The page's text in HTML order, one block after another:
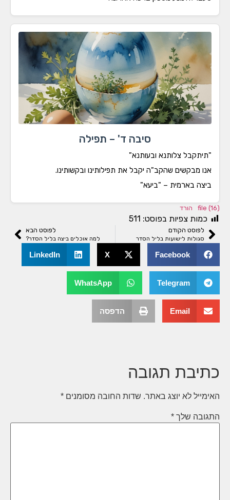
סיבה ד' – תפילה
צלותנא ובעותנא"
מבקשים שהקב"ה יקבל את תפילותינו ובקשותינו.
בארמית – "ביעא"
הורד
צפיות בפוסט: 511
לפוסט הקודם
סגולות לישועות בליל הסדר
לפוסט הבא
למה אוכלים ביצה בליל הסדר?
Facebook
X
LinkedIn
Telegram
WhatsApp
Email הדפסה
תגובה
לא יוצג באתר. שדות החובה מסומנים*
שלך*